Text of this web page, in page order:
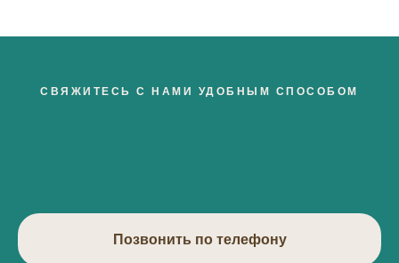
СВЯЖИТЕСЬ С НАМИ УДОБНЫМ СПОСОБОМ
Позвонить по телефону